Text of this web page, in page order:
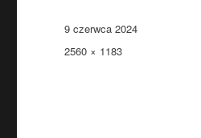
Data
publikacji
9 czerwca 2024
Pełny
2560 × 1183